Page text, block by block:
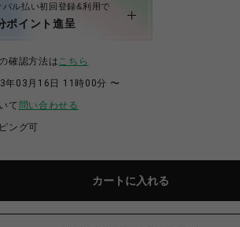
ル払い初回登録&利用で
ポイント進呈
確認方法はこちら
年03月16日 11時00分 〜
て 問い合わせる
ング可
カートに入れる